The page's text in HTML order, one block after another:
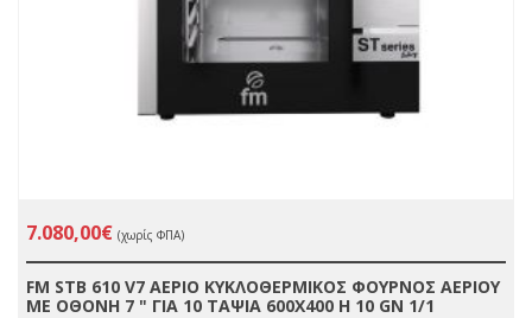
7.080,00€ (χωρίς ΦΠΑ)
FM STB 610 V7 ΑΕΡΙΟ ΚΥΚΛΟΘΕΡΜΙΚΟΣ ΦΟΥΡΝΟΣ ΑΕΡΙΟΥ
ΜΕ ΟΘΟΝΗ 7 " ΓΙΑ 10 ΤΑΨΙΑ 600X400 Η 10 GN 1/1